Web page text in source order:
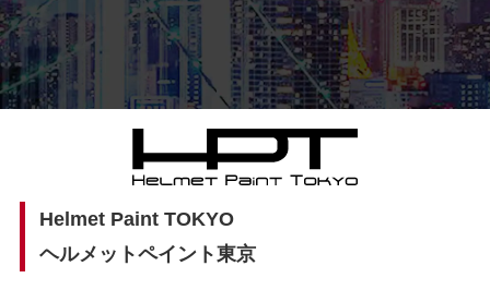
Helmet Paint TOKYO
ヘルメットペイント東京